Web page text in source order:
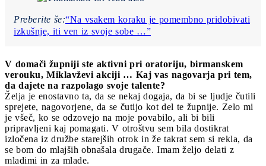
Preberite še:“Na vsakem koraku je pomembno pridobivati
izkušnje, iti ven iz svoje sobe …”
V domači župniji ste aktivni pri oratoriju, birmanskem
verouku, Miklavževi akciji … Kaj vas nagovarja pri tem,
da dajete na razpolago svoje talente?
Želja je enostavno ta, da se nekaj dogaja, da bi se ljudje čutili
sprejete, nagovorjene, da se čutijo kot del te župnije. Zelo mi
je všeč, ko se odzovejo na moje povabilo, ali bi bili
pripravljeni kaj pomagati. V otroštvu sem bila dostikrat
izločena iz družbe starejših otrok in že takrat sem si rekla, da
se bom do mlajših obnašala drugače. Imam željo delati z
mladimi in za mlade.